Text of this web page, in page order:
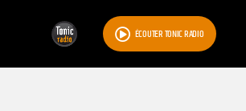
ÉCOUTER TONIC RADIO